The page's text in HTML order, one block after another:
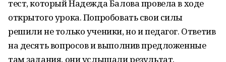
тест, который Надежда Балова провела в ходе
открытого урока. Попробовать свои силы
решили не только ученики, но и педагог. Ответив
на десять вопросов и выполнив предложенные
там задания, они услышали результат.